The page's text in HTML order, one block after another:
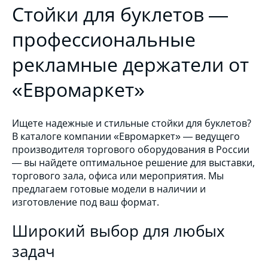
Стойки для буклетов —
профессиональные
рекламные держатели от
«Евромаркет»
Ищете надежные и стильные стойки для буклетов?
В каталоге компании «Евромаркет» — ведущего
производителя торгового оборудования в России
— вы найдете оптимальное решение для выставки,
торгового зала, офиса или мероприятия. Мы
предлагаем готовые модели в наличии и
изготовление под ваш формат.
Широкий выбор для любых
задач